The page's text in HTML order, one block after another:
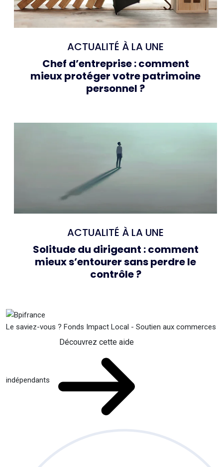
ACTUALITÉ À LA UNE
Chef d’entreprise : comment
mieux protéger votre patrimoine
personnel ?
ACTUALITÉ À LA UNE
Solitude du dirigeant : comment
mieux s’entourer sans perdre le
contrôle ?
Le saviez-vous ? Fonds Impact Local - Soutien aux commerces
indépendants
Découvrez cette aide